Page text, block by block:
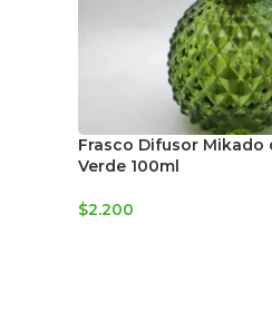
Frasco Difusor Mikado
Verde 100ml
$2.200